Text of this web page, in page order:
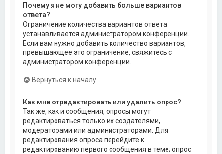
Почему я не могу добавить больше вариантов
ответа?
Ограничение количества вариантов ответа
устанавливается администратором конференции.
Если вам нужно добавить количество вариантов,
превышающее это ограничение, свяжитесь с
администратором конференции.
Вернуться к началу
Как мне отредактировать или удалить опрос?
Так же, как и сообщения, опросы могут
редактироваться только их создателями,
модераторами или администраторами. Для
редактирования опроса перейдите к
редактированию первого сообщения в теме; опрос